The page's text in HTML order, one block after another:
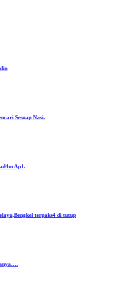
Sesuap Nasi.
Ap1.
terpaks4 di tutup